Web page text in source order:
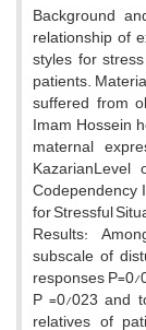
Background
relationship of
styles for
patients.
suffered from
Imam Hossein
maternal
Codependency
for Stressful
Results:
subscale of
responses
P =0/023 and
relatives of